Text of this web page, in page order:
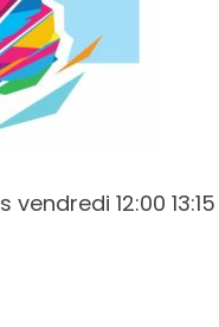
12:00 13:15